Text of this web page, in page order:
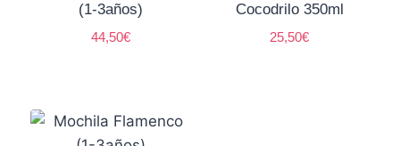
(1-3años)
44,50€
Cocodrilo 350ml
25,50€